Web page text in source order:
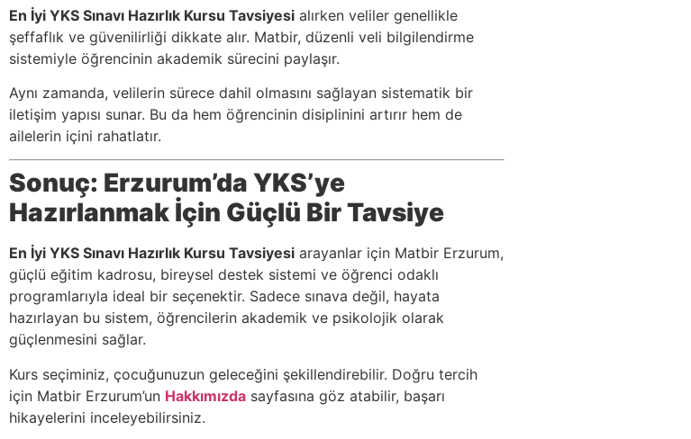
En İyi YKS Sınavı Hazırlık Kursu Tavsiyesi alırken veliler genellikle
şeffaflık ve güvenilirliği dikkate alır. Matbir, düzenli veli bilgilendirme
sistemiyle öğrencinin akademik sürecini paylaşır.
Aynı zamanda, velilerin sürece dahil olmasını sağlayan sistematik bir
iletişim yapısı sunar. Bu da hem öğrencinin disiplinini artırır hem de
ailelerin içini rahatlatır.
Sonuç: Erzurum’da YKS’ye
Hazırlanmak İçin Güçlü Bir Tavsiye
En İyi YKS Sınavı Hazırlık Kursu Tavsiyesi arayanlar için Matbir Erzurum,
güçlü eğitim kadrosu, bireysel destek sistemi ve öğrenci odaklı
programlarıyla ideal bir seçenektir. Sadece sınava değil, hayata
hazırlayan bu sistem, öğrencilerin akademik ve psikolojik olarak
güçlenmesini sağlar.
Kurs seçiminiz, çocuğunuzun geleceğini şekillendirebilir. Doğru tercih
için Matbir Erzurum’un Hakkımızda sayfasına göz atabilir, başarı
hikayelerini inceleyebilirsiniz.